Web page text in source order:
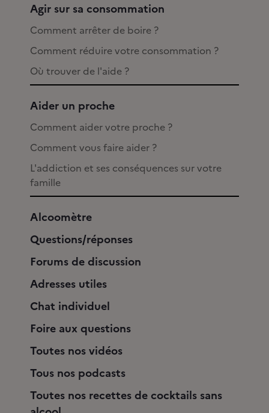
Agir sur sa consommation
Comment arrêter de boire ?
Comment réduire votre consommation ?
Où trouver de l'aide ?
Aider un proche
Comment aider votre proche ?
Comment vous faire aider ?
L'addiction et ses conséquences sur votre
famille
Alcoomètre
Questions/réponses
Forums de discussion
Adresses utiles
Chat individuel
Foire aux questions
Toutes nos vidéos
Tous nos podcasts
Toutes nos recettes de cocktails sans